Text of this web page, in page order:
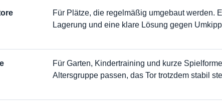
Für Plätze, die regelmäßig umgebaut werden.
Lagerung und eine klare Lösung gegen
Für Garten, Kindertraining und kurze
Altersgruppe passen, das Tor trotzdem stabil